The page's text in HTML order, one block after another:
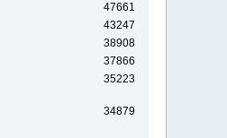
47661
43247
38908
37866
35223
34879